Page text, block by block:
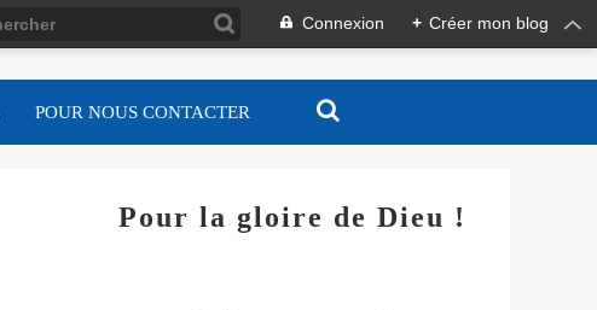
Connexion + Créer mon blog
POUR NOUS CONTACTER
Pour la gloire de Dieu !